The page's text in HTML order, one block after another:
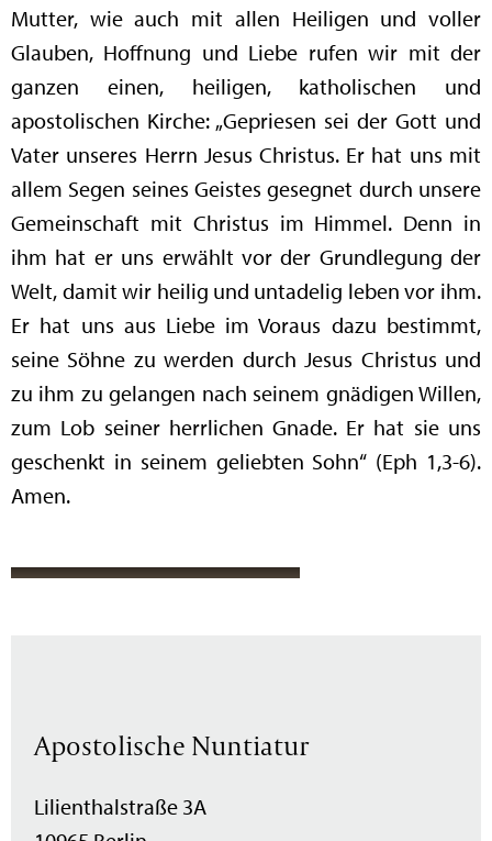
Mutter, wie auch mit allen Heiligen und voller
Glauben, Hoffnung und Liebe rufen wir mit der
ganzen einen, heiligen, katholischen und
apostolischen Kirche: „Gepriesen sei der Gott und
Vater unseres Herrn Jesus Christus. Er hat uns mit
allem Segen seines Geistes gesegnet durch unsere
Gemeinschaft mit Christus im Himmel. Denn in
ihm hat er uns erwählt vor der Grundlegung der
Welt, damit wir heilig und untadelig leben vor ihm.
Er hat uns aus Liebe im Voraus dazu bestimmt,
seine Söhne zu werden durch Jesus Christus und
zu ihm zu gelangen nach seinem gnädigen Willen,
zum Lob seiner herrlichen Gnade. Er hat sie uns
geschenkt in seinem geliebten Sohn“ (Eph 1,3-6).
Amen.
Apostolische Nuntiatur
Lilienthalstraße 3A